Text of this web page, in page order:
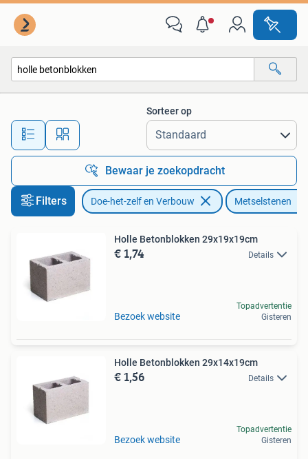
Alle afstanden…
Sorteer op
Bewaar je zoekopdracht
Filters Doe-het-zelf en Verbouw Metselstenen
Holle Betonblokken 29x19x19cm
€ 1,74 Details
Bezoek website
Topadvertentie
Gisteren
Holle Betonblokken 29x14x19cm
€ 1,56 Details
Bezoek website
Topadvertentie
Gisteren